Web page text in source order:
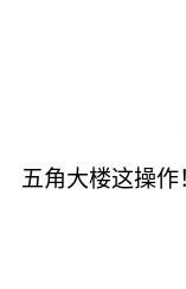
五角大楼这操作